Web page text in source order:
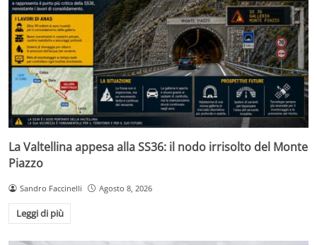
La Valtellina appesa alla SS36: il nodo irrisolto del Monte
Piazzo
Sandro Faccinelli Agosto 8, 2026
Leggi di più